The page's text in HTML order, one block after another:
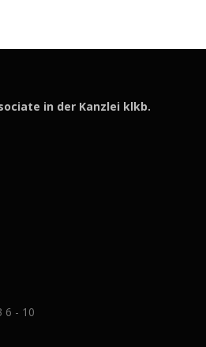
in der Kanzlei klkb.
6 - 10